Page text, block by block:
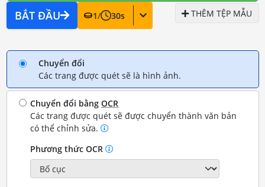
BẮT ĐẦU 1/ 30s THÊM TỆP MẪU
Chuyển đổi
Các trang được quét sẽ là hình ảnh.
Chuyển đổi bằngOCR
Các trang được quét sẽ được chuyển thành văn bản
có thể chỉnh sửa.
Phương thức OCR